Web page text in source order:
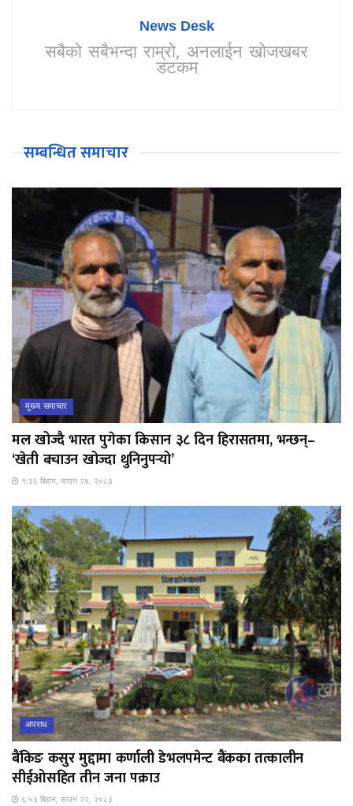
News Desk
सबैको सबैभन्दा राम्रो, अनलाईन खोजखबर
डटकम
सम्बन्धित समाचार
मुख्य समाचार
मल खोज्दै भारत पुगेका किसान ३८ दिन हिरासतमा, भन्छन्–
‘खेती बचाउन खोज्दा थुनिनुपर्‍यो’
१:३६ बिहान, साउन २४, २०८३
अपराध
बैंकिङ कसुर मुद्दामा कर्णाली डेभलपमेन्ट बैंकका तत्कालीन
सीईओसहित तीन जना पक्राउ
६:५३ बिहान, साउन २२, २०८३